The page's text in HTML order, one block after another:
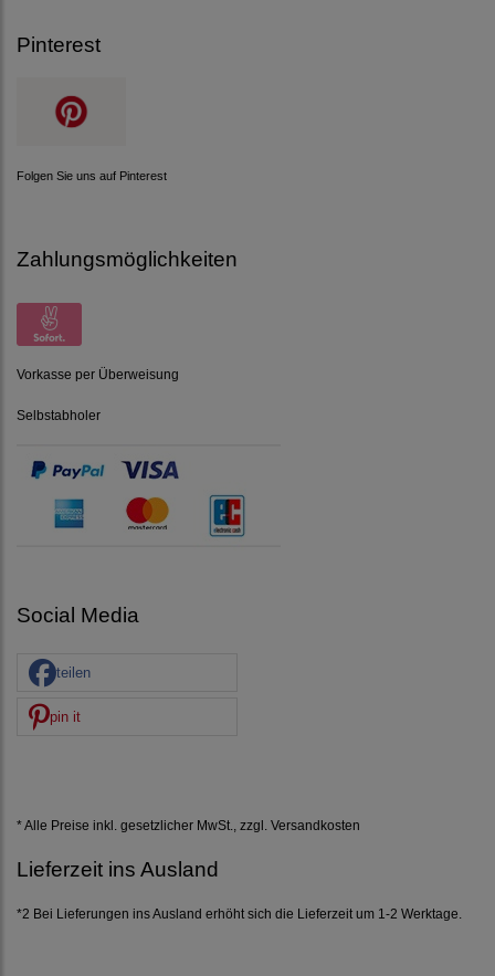
Pinterest
Folgen Sie uns auf Pinterest
Zahlungsmöglichkeiten
Vorkasse per Überweisung
Selbstabholer
Social Media
teilen
pin it
* Alle Preise inkl. gesetzlicher MwSt., zzgl. Versandkosten
Lieferzeit ins Ausland
*2 Bei Lieferungen ins Ausland erhöht sich die Lieferzeit um 1-2 Werktage.